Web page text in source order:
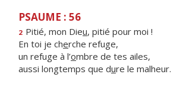
PSAUME : 56
2 Pitié, mon Dieu, pitié pour moi !
En toi je cherche refuge,
un refuge à l’ombre de tes ailes,
aussi longtemps que dure le malheur.